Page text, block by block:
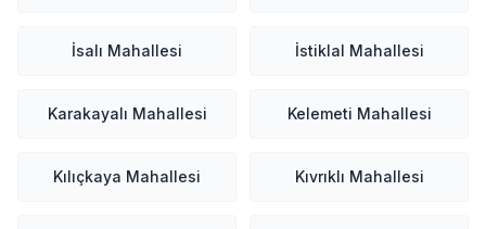
İsalı Mahallesi İstiklal Mahallesi
Karakayalı Mahallesi Kelemeti Mahallesi
Kılıçkaya Mahallesi Kıvrıklı Mahallesi